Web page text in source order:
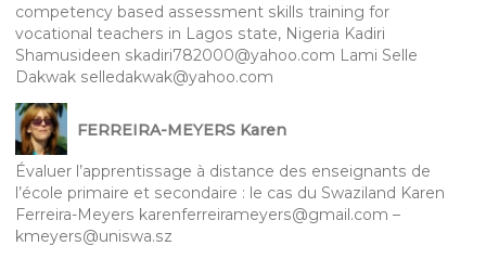
competency based assessment skills training for
vocational teachers in Lagos state, Nigeria Kadiri
Shamusideen skadiri782000@yahoo.com Lami Selle
Dakwak selledakwak@yahoo.com
FERREIRA-MEYERS Karen
Évaluer l’apprentissage à distance des enseignants de
l’école primaire et secondaire : le cas du Swaziland Karen
Ferreira-Meyers karenferreirameyers@gmail.com –
kmeyers@uniswa.sz